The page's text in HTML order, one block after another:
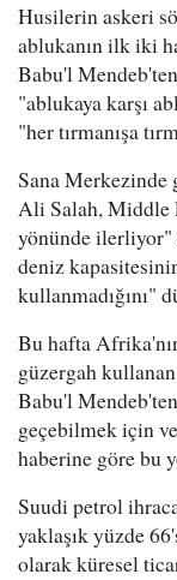
Husilerin askeri
ablukanın ilk iki
Babu'l
"ablukaya karşı
"her tırmanışa
Sana Merkezinde
Ali Salah, Middle
yönünde ilerliyor"
deniz
kullanmadığını"
Bu hafta
güzergah
Babu'l
geçebilmek için
haberine göre bu
Suudi petrol
yaklaşık yüzde
olarak küresel